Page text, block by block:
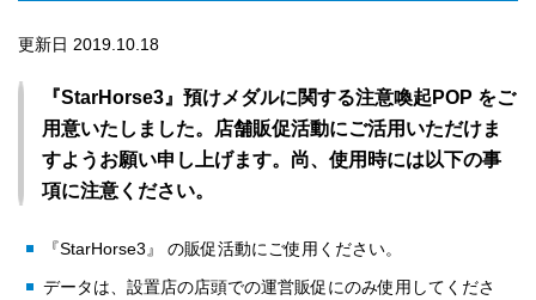
更新日 2019.10.18
『StarHorse3』預けメダルに関する注意喚起POP をご
用意いたしました。店舗販促活動にご活用いただけま
すようお願い申し上げます。尚、使用時には以下の事
項に注意ください。
『StarHorse3』 の販促活動にご使用ください。
データは、設置店の店頭での運営販促にのみ使用してくださ